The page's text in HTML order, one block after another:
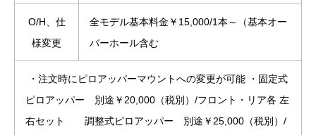
O/H、仕
様変更
全モデル基本料金￥15,000/1本～（基本オー
バーホール含む
・注文時にピロアッパーマウントへの変更が可能 ・固定式
ピロアッパー 別途￥20,000（税別）/フロント・リア各 左
右セット 調整式ピロアッパー 別途￥25,000（税別）/